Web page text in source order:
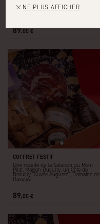
COFFRET EPICURE
89,00 €
COFFRET FESTIF
Une rosette de la Salaison du Mont
Pilat, Maison Duculty, un Côte de
Brouilly "Cuvée Auguste", Domaine de
Ravatys
89,00 €
NE PLUS AFFICHER